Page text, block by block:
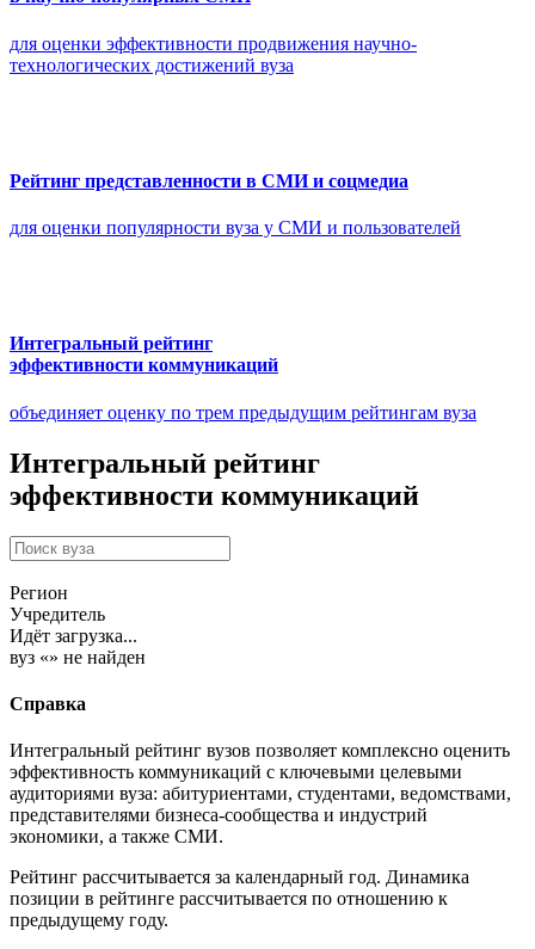
для оценки эффективности продвижения научно-
технологических достижений вуза
Рейтинг представленности в СМИ и соцмедиа
для оценки популярности вуза у СМИ и пользователей
Интегральный рейтинг
эффективности коммуникаций
объединяет оценку по трем предыдущим рейтингам вуза
Интегральный рейтинг
эффективности коммуникаций
Регион
Учредитель
Идёт загрузка...
вуз «» не найден
Справка
Интегральный рейтинг вузов позволяет комплексно оценить
эффективность коммуникаций с ключевыми целевыми
аудиториями вуза: абитуриентами, студентами, ведомствами,
представителями бизнеса-сообщества и индустрий
экономики, а также СМИ.
Рейтинг рассчитывается за календарный год. Динамика
позиции в рейтинге рассчитывается по отношению к
предыдущему году.